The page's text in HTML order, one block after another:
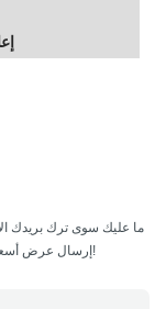
ما عليك سوى ترك بريدك
إرسال عرض أسعار مجاني لك لمجموعة واسعة من التصاميم لدينا!